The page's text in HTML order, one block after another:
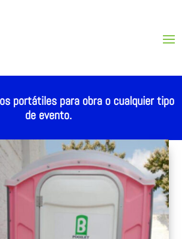
portátiles para obra o cualquier tipo
de evento.